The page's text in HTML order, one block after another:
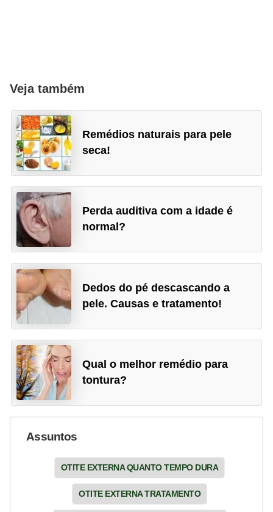
Veja também
Remédios naturais para pele
seca!
Perda auditiva com a idade é
normal?
Dedos do pé descascando a
pele. Causas e tratamento!
Qual o melhor remédio para
tontura?
Assuntos
OTITE EXTERNA QUANTO TEMPO DURA
OTITE EXTERNA TRATAMENTO